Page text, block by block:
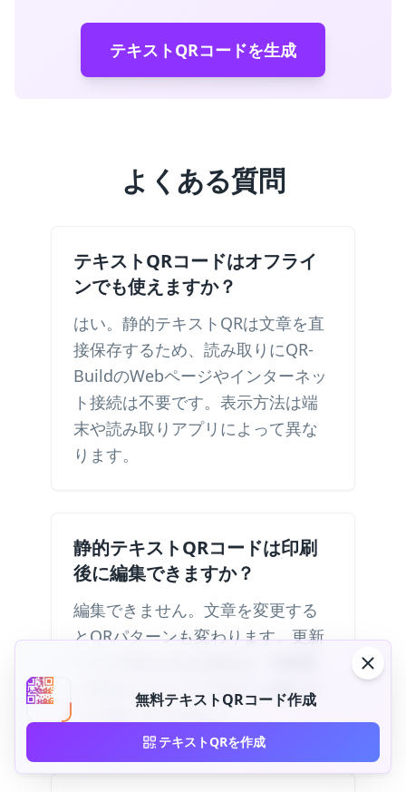
テキストQRコードを生成
よくある質問
テキストQRコードはオフライ
ンでも使えますか？
はい。静的テキストQRは文章を直
接保存するため、読み取りにQR-
BuildのWebページやインターネッ
ト接続は不要です。表示方法は端
末や読み取りアプリによって異な
ります。
静的テキストQRコードは印刷
後に編集できますか？
編集できません。文章を変更する
とQRパターンも変わります。更新
に動的なプレーンテキストQRコー
ドを選んでください。
無料テキストQRコード作成
テキストQRを作成